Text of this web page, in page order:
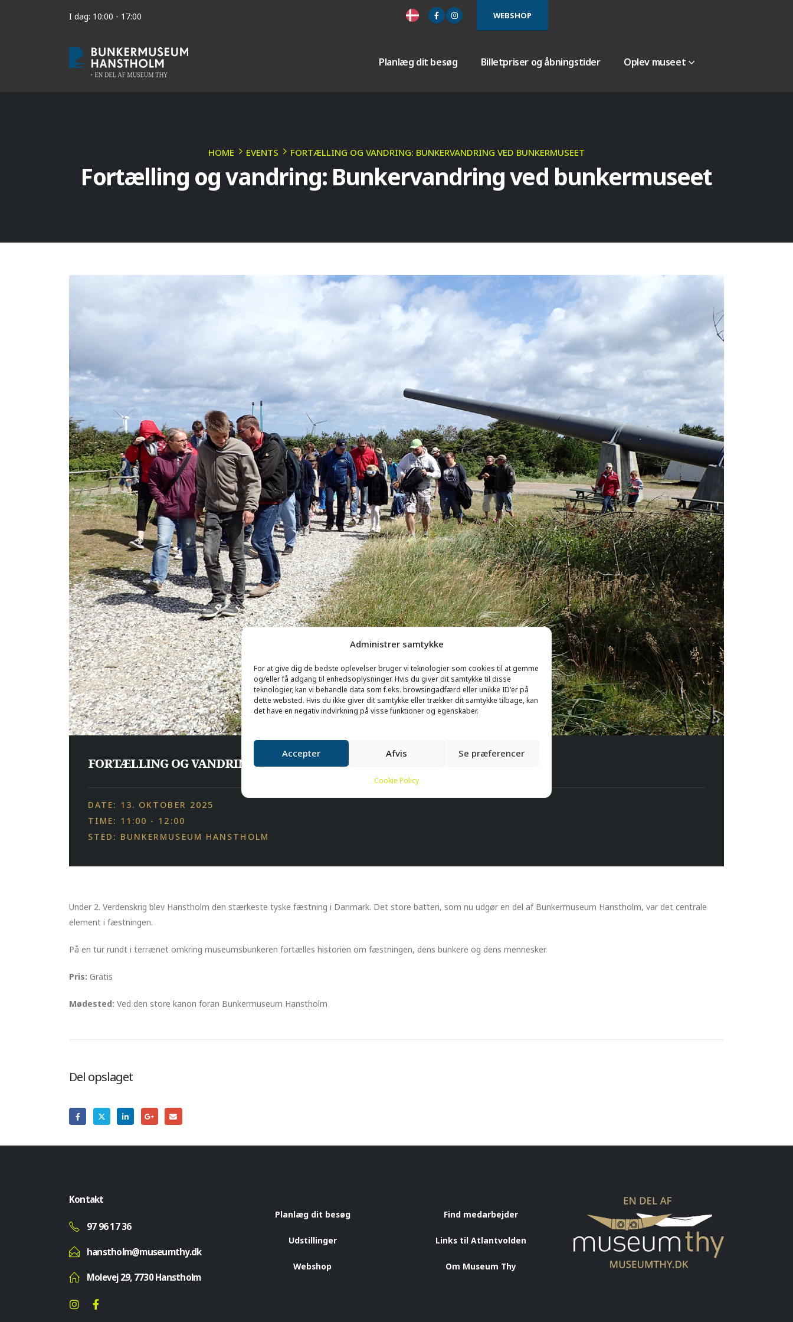
Administrer samtykke
For at give dig de bedste oplevelser bruger vi teknologier som cookies til at gemme
og/eller få adgang til enhedsoplysninger. Hvis du giver dit samtykke til disse
teknologier, kan vi behandle data som f.eks. browsingadfærd eller unikke ID'er på
dette websted. Hvis du ikke giver dit samtykke eller trækker dit samtykke tilbage, kan
det have en negativ indvirkning på visse funktioner og egenskaber.
Accepter Afvis Se præferencer
Cookie Policy
I dag: 10:00 - 17:00 WEBSHOP
Planlæg dit besøg Billetpriser og åbningstider Oplev museet
HOME EVENTS FORTÆLLING OG VANDRING: BUNKERVANDRING VED BUNKERMUSEET
Fortælling og vandring: Bunkervandring ved bunkermuseet
FORTÆLLING OG VANDRING: BUNKERVANDRING VED BUNKERMUSEET
DATE: 13. OKTOBER 2025
TIME: 11:00 - 12:00
STED: BUNKERMUSEUM HANSTHOLM
Under 2. Verdenskrig blev Hanstholm den stærkeste tyske fæstning i Danmark. Det store batteri, som nu udgør en del af Bunkermuseum Hanstholm, var det centrale
element i fæstningen.
På en tur rundt i terrænet omkring museumsbunkeren fortælles historien om fæstningen, dens bunkere og dens mennesker.
Pris: Gratis
Mødested: Ved den store kanon foran Bunkermuseum Hanstholm
Del opslaget
Kontakt
97 96 17 36
hanstholm@museumthy.dk
Molevej 29, 7730 Hanstholm
Planlæg dit besøg
Udstillinger
Webshop
Find medarbejder
Links til Atlantvolden
Om Museum Thy